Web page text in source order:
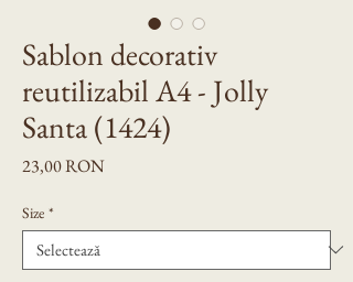
Sablon decorativ
reutilizabil A4 - Jolly
Santa (1424)
23,00 RONPreț
Size *